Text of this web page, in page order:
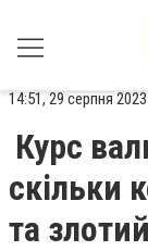
14:51, 29 серпня
Курс
скільки
та злотий